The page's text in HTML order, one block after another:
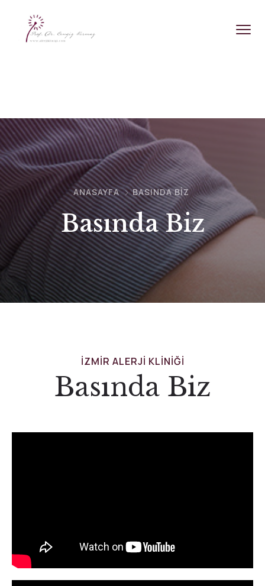
ANASAYFA BASINDA BIZ
Basında Biz
IZMIR ALERJI KLINIĞI
Basında Biz